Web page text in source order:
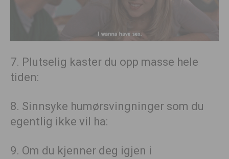
7. Plutselig kaster du opp masse hele
tiden:
8. Sinnsyke humørsvingninger som du
egentlig ikke vil ha:
9. Om du kjenner deg igjen i